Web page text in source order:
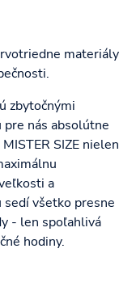
materiály
zbytočnými
pre nás absolútne
SIZE nielen
a
všetko presne
- len spoľahlivá
hodiny.